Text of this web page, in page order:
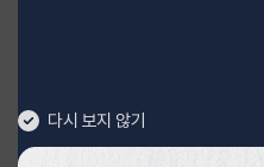
다시 보지 않기